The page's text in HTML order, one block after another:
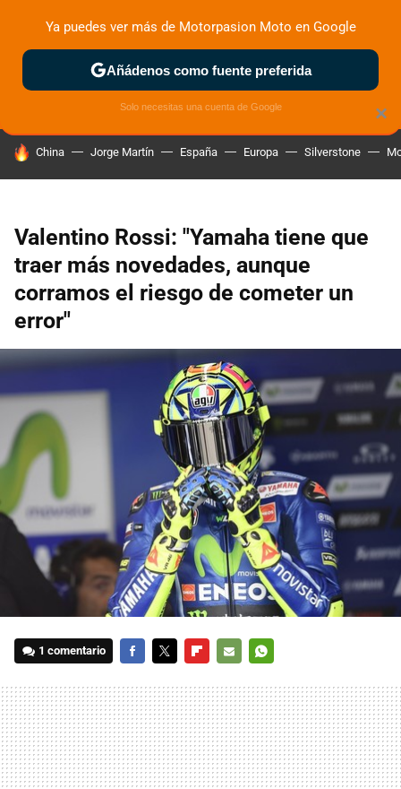
ZONA DE PRUEBAS DEPORTIVAS MOTOS ELÉCTRICAS
HOY SE HABLA DE
China Jorge Martín España Europa Silverstone
Valentino Rossi: "Yamaha tiene que
traer más novedades, aunque
corramos el riesgo de cometer un
error"
1 comentario
MAIL
×
Ya puedes ver más de Motorpasion Moto en Google
Añádenos como fuente preferida
Solo necesitas una cuenta de Google